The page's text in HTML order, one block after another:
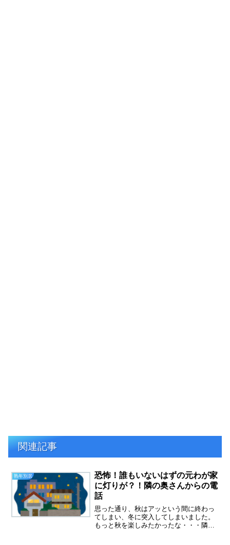
関連記事
熟年別居
恐怖！誰もいないはずの元わが家
に灯りが？！隣の奥さんからの電
話
思った通り、秋はアッという間に終わっ
てしまい、冬に突入してしまいました。
もっと秋を楽しみたかったな・・・隣の